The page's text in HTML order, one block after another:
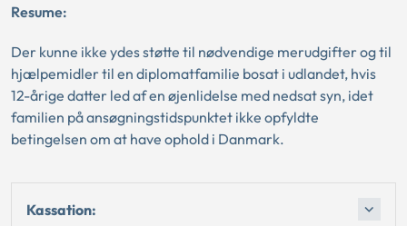
Resume:
Der kunne ikke ydes støtte til nødvendige merudgifter og til
hjælpemidler til en diplomatfamilie bosat i udlandet, hvis
12-årige datter led af en øjenlidelse med nedsat syn, idet
familien på ansøgningstidspunktet ikke opfyldte
betingelsen om at have ophold i Danmark.
Kassation: